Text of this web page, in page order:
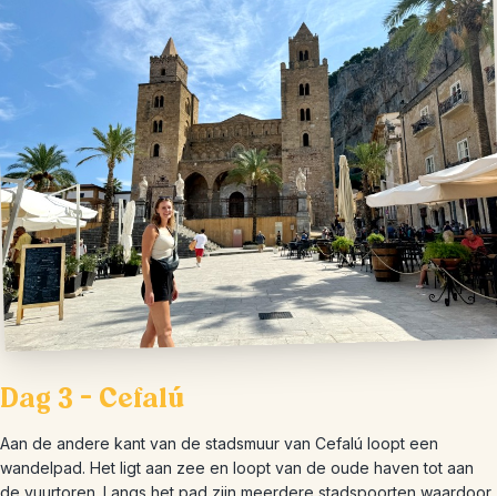
Dag 3 – Cefalú
Aan de andere kant van de stadsmuur van Cefalú loopt een
wandelpad. Het ligt aan zee en loopt van de oude haven tot aan
de vuurtoren. Langs het pad zijn meerdere stadspoorten waardoor